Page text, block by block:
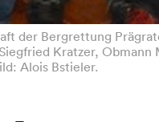
der Bergrettung
Kratzer,
Alois Bstieler.